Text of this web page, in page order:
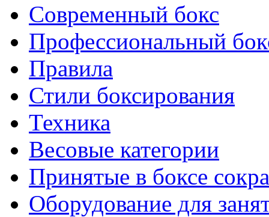
Современный бокс
Профессиональный
Правила
Стили боксирования
Техника
Весовые категории
Принятые в боксе
Оборудование для